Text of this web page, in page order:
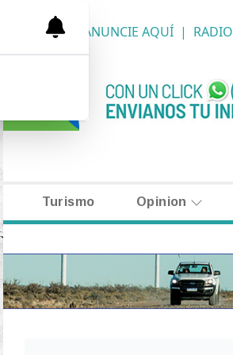
ANUNCIE AQUÍ | RADIO
Turismo Opinion